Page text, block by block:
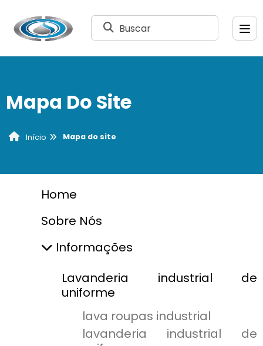
Buscar
Mapa Do Site
Início Mapa do site
Home
Sobre Nós
Informações
Lavanderia industrial de
uniforme
lava roupas industrial
lavanderia industrial de